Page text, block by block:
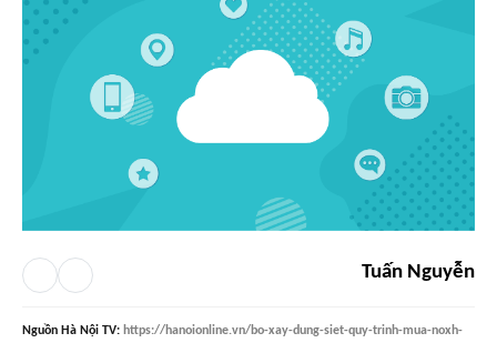
Tuấn Nguyễn
Nguồn Hà Nội TV: https://hanoionline.vn/bo-xay-dung-siet-quy-trinh-mua-noxh-